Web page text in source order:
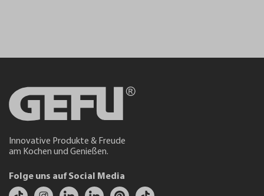
Innovative Produkte & Freude
am Kochen und Genießen.
Folge uns auf Social Media